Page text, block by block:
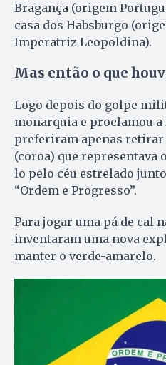
Bragança (origem
casa dos Habsburgo
Imperatriz Leopoldina).
Mas então o que
Logo depois do golpe
monarquia e proclamou
preferiram apenas
(coroa) que representava
lo pelo céu estrelado
“Ordem e Progresso”.
Para jogar uma pá de cal
inventaram uma nova
manter o verde-amarelo.